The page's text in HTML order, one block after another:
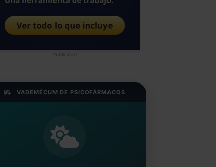
Publicidad
VADEMÉCUM DE PSICOFÁRMACOS